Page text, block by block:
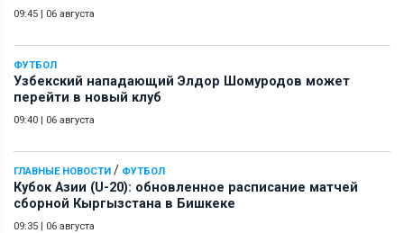
09:45 | 06 августа
ФУТБОЛ
Узбекский нападающий Элдор Шомуродов может
перейти в новый клуб
09:40 | 06 августа
ГЛАВНЫЕ НОВОСТИ / ФУТБОЛ
Кубок Азии (U-20): обновленное расписание матчей
сборной Кыргызстана в Бишкеке
09:35 | 06 августа